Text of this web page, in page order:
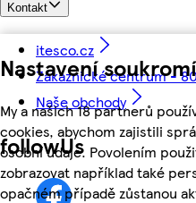
Nastavení
My a našich 18 partnerů
cookies, abychom zajistili
osobní údaje. Povolením
zobrazovat například také
opačném případě zůstanou
Kontakt
itesco.cz
Zákaznické centrum -
Naše obchody
followUs